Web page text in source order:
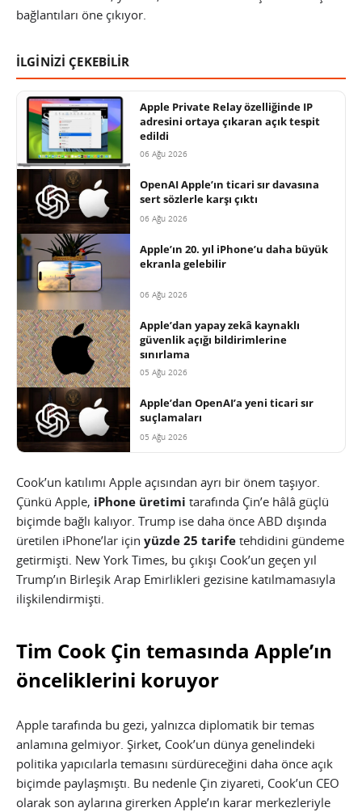
bağlantıları öne çıkıyor.
İLGİNİZİ ÇEKEBİLİR
Apple Private Relay özelliğinde IP
adresini ortaya çıkaran açık tespit
edildi
06 Ağu 2026
OpenAI Apple’ın ticari sır davasına
sert sözlerle karşı çıktı
06 Ağu 2026
Apple’ın 20. yıl iPhone’u daha büyük
ekranla gelebilir
06 Ağu 2026
Apple’dan yapay zekâ kaynaklı
güvenlik açığı bildirimlerine
sınırlama
05 Ağu 2026
Apple’dan OpenAI’a yeni ticari sır
suçlamaları
05 Ağu 2026
Cook’un katılımı Apple açısından ayrı bir önem taşıyor.
Çünkü Apple, iPhone üretimi tarafında Çin’e hâlâ güçlü
biçimde bağlı kalıyor. Trump ise daha önce ABD dışında
üretilen iPhone’lar için yüzde 25 tarife tehdidini gündeme
getirmişti. New York Times, bu çıkışı Cook’un geçen yıl
Trump’ın Birleşik Arap Emirlikleri gezisine katılmamasıyla
ilişkilendirmişti.
Tim Cook Çin temasında Apple’ın
önceliklerini koruyor
Apple tarafında bu gezi, yalnızca diplomatik bir temas
anlamına gelmiyor. Şirket, Cook’un dünya genelindeki
politika yapıcılarla temasını sürdüreceğini daha önce açık
biçimde paylaşmıştı. Bu nedenle Çin ziyareti, Cook’un CEO
olarak son aylarına girerken Apple’ın karar merkezleriyle